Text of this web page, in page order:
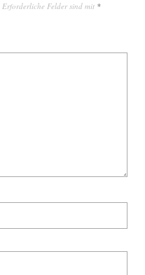
Erforderliche Felder sind mit *